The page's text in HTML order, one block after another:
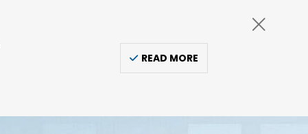
READ MORE